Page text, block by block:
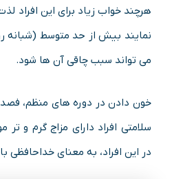
هرچند خواب زیاد برای این
می تواند سبب چاقی آن ها شود.
خون دادن در دوره های منظم،
سلامتی افراد دارای مزاج گرم و
در این افراد، به معنای خداحافظی